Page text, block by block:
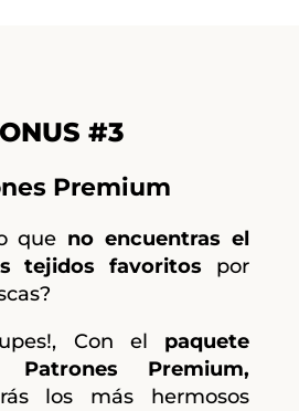
#3
Premium
que no encuentras el
tejidos favoritos por
Con el paquete
Premium,
los más hermosos